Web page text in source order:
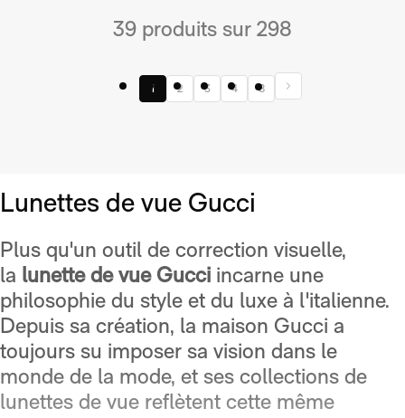
39 produits sur 298
1 2 3 4 8
Lunettes de vue Gucci
Plus qu'un outil de correction visuelle,
la lunette de vue Gucci incarne une
philosophie du style et du luxe à l'italienne.
Depuis sa création, la maison Gucci a
toujours su imposer sa vision dans le
monde de la mode, et ses collections de
lunettes de vue reflètent cette même